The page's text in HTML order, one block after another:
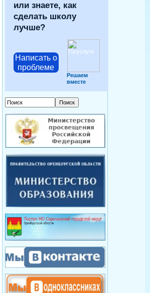
или знаете, как
сделать школу
лучше?
Написать о
проблеме
Решаем
вместе